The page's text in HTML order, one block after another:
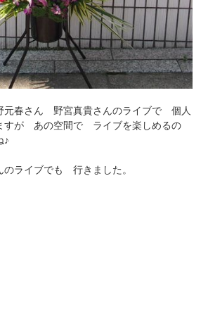
元春さん 野宮真貴さんのライブで 個人
すが あの空間で ライブを楽しめるの
♪
ライブでも 行きました。